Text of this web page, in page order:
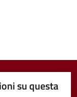
su questa